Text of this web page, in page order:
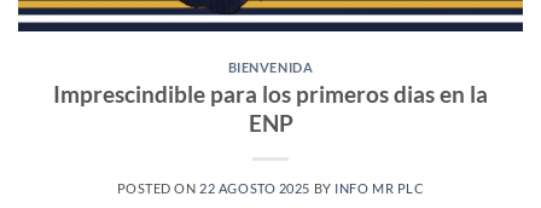
BIENVENIDA
Imprescindible para los primeros dias en la
ENP
POSTED ON 22 AGOSTO 2025 BY INFO MR PLC